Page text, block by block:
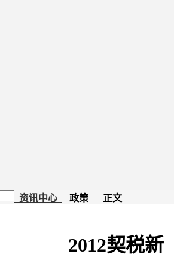
资讯中心 政策 正文
2012契税新